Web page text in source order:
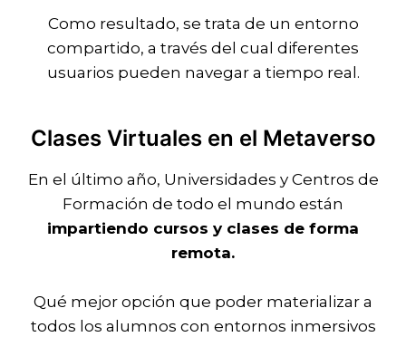
Como resultado, se trata de un entorno
compartido, a través del cual diferentes
usuarios pueden navegar a tiempo real.
Clases Virtuales en el Metaverso
En el último año, Universidades y Centros de
Formación de todo el mundo están
impartiendo cursos y clases de forma
remota.
Qué mejor opción que poder materializar a
todos los alumnos con entornos inmersivos